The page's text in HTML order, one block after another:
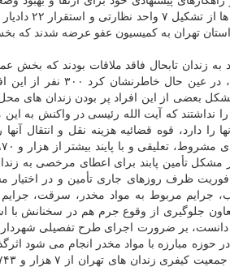
حجت الاسلام
از زندانیان از بدو ورود به زندان تابحال فاقد ملاقات
های دورافتاده کشور بودند که در
بعضی از این افراد پر بودن زندان های
نداشتند که آیت الله رئیسی در واکنش به این
دارد، قوه قضائیه هزینه نقل و انتقال آنها
مشکل تأمین پابند برای اعطای مرخصی به
فوریت ظرف روزهای جاری تأمین و در
جرایم مربوط به مواد مخدر، سرقت،
جلوگیری از وقوع جرم هم در سخنانش با
دانست، بر ضرورت اجرای طرح تفصیلی
مبارزه با مواد مخدر انجام می شود